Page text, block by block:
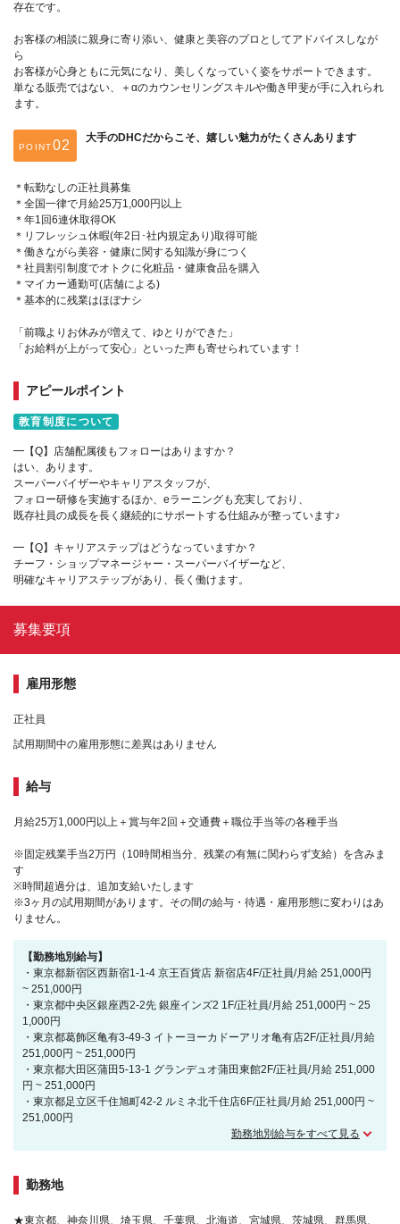
存在です。
お客様の相談に親身に寄り添い、健康と美容のプロとしてアドバイスしなが
ら
お客様が心身ともに元気になり、美しくなっていく姿をサポートできます。
単なる販売ではない、＋αのカウンセリングスキルや働き甲斐が手に入れられ
ます。
POINT
大手のDHCだからこそ、嬉しい魅力がたくさんあります
＊転勤なしの正社員募集
＊全国一律で月給25万1,000円以上
＊年1回6連休取得OK
＊リフレッシュ休暇(年2日･社内規定あり)取得可能
＊働きながら美容・健康に関する知識が身につく
＊社員割引制度でオトクに化粧品・健康食品を購入
＊マイカー通勤可(店舗による)
＊基本的に残業はほぼナシ
「前職よりお休みが増えて、ゆとりができた」
「お給料が上がって安心」といった声も寄せられています！
アピールポイント
教育制度について
━【Q】店舗配属後もフォローはありますか？
はい、あります。
スーパーバイザーやキャリアスタッフが、
フォロー研修を実施するほか、eラーニングも充実しており、
既存社員の成長を長く継続的にサポートする仕組みが整っています♪
━【Q】キャリアステップはどうなっていますか？
チーフ・ショップマネージャー・スーパーバイザーなど、
明確なキャリアステップがあり、長く働けます。
募集要項
雇用形態
正社員
試用期間中の雇用形態に差異はありません
給与
月給25万1,000円以上＋賞与年2回＋交通費＋職位手当等の各種手当
※固定残業手当2万円（10時間相当分、残業の有無に関わらず支給）を含みま
す
※時間超過分は、追加支給いたします
※3ヶ月の試用期間があります。その間の給与・待遇・雇用形態に変わりはあ
りません。
【勤務地別給与】
・東京都新宿区西新宿1-1-4 京王百貨店 新宿店4F/正社員/月給 251,000円
~ 251,000円
・東京都中央区銀座西2-2先 銀座インズ2 1F/正社員/月給 251,000円 ~ 25
1,000円
・東京都葛飾区亀有3-49-3 イトーヨーカドーアリオ亀有店2F/正社員/月給
251,000円 ~ 251,000円
・東京都大田区蒲田5-13-1 グランデュオ蒲田東館2F/正社員/月給 251,000
円 ~ 251,000円
・東京都足立区千住旭町42-2 ルミネ北千住店6F/正社員/月給 251,000円 ~
251,000円
勤務地別給与をすべて見る
勤務地
★東京都、神奈川県、埼玉県、千葉県、北海道、宮城県、茨城県、群馬県、